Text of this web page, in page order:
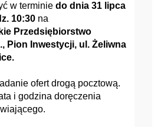
w terminie do dnia 31 lipca
10:30 na
Przedsiębiorstwo
Pion Inwestycji, ul. Żeliwna
ofert drogą pocztową.
i godzina doręczenia